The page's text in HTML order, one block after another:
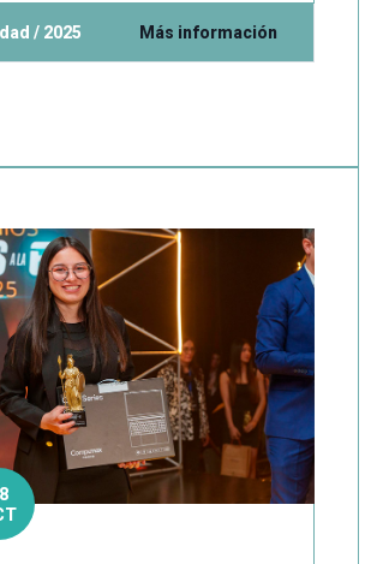
/ 2025 Más información